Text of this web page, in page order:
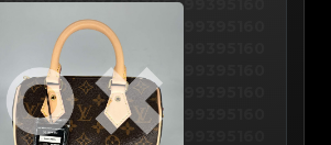
#3066123689299189
#3066123689299189
#3066123689299189
#3066123689299189
#3066123689299189
#3066123689299189
#3066123689299189
#3066123689299189
#3066123689299189
#3066123689299189
#3066123689299189
#3066123689299189
#3066123689299189
#3408395499395160
#3408395499395160
#3408395499395160
#3408395499395160
#3408395499395160
#3408395499395160
#3408395499395160